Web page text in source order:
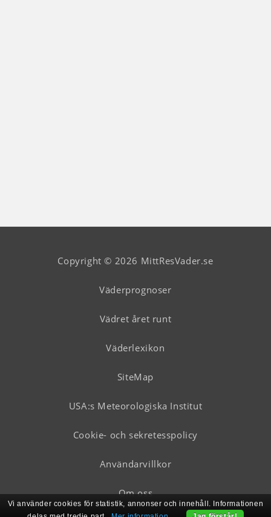
Copyright © 2026 MittResVader.se
Väderprognoser
Vädret året runt
Väderlexikon
SiteMap
USA:s Meteorologiska Institut
Cookie- och sekretesspolicy
Användarvillkor
Om oss
Vi använder cookies för statistik, annonser och innehåll. Informationen